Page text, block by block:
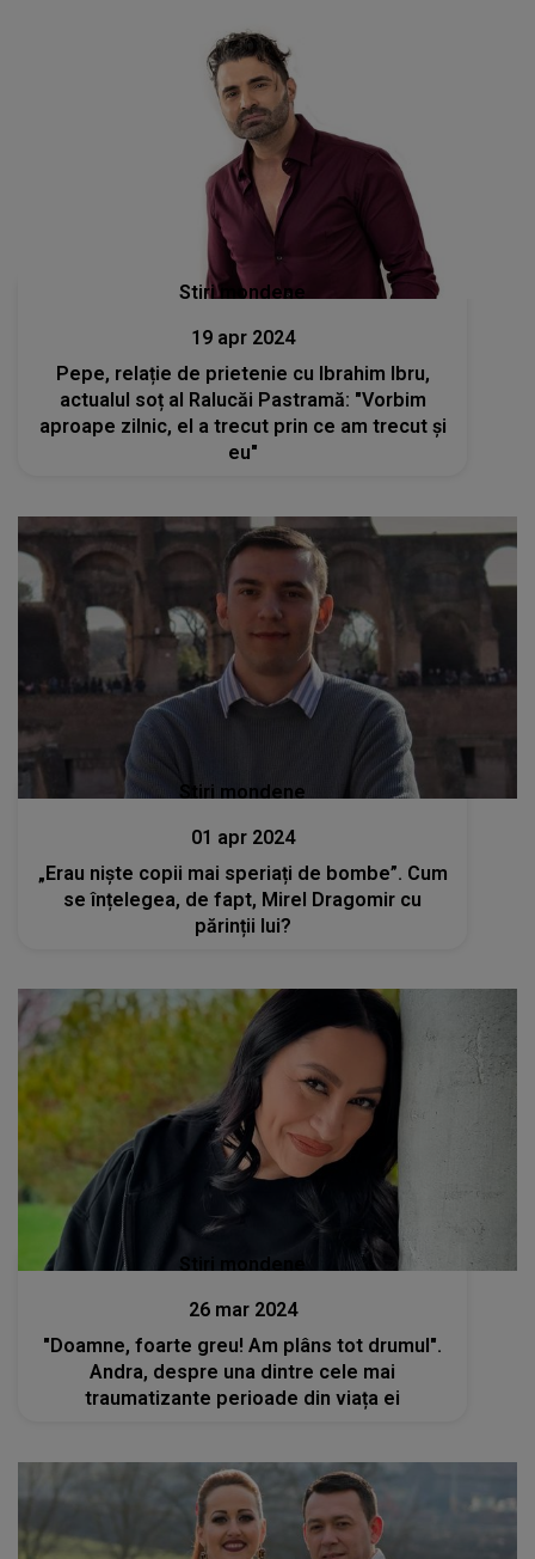
Stiri mondene
19 apr 2024
Pepe, relație de prietenie cu Ibrahim Ibru,
actualul soț al Ralucăi Pastramă: "Vorbim
aproape zilnic, el a trecut prin ce am trecut și
eu"
Stiri mondene
01 apr 2024
„Erau niște copii mai speriați de bombe”. Cum
se înțelegea, de fapt, Mirel Dragomir cu
părinții lui?
Stiri mondene
26 mar 2024
"Doamne, foarte greu! Am plâns tot drumul".
Andra, despre una dintre cele mai
traumatizante perioade din viața ei